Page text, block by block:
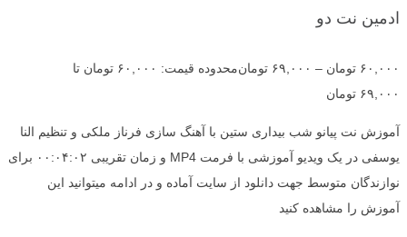
ادمین نت دو
۶۰,۰۰۰ تومان – ۶۹,۰۰۰ تومان
محدوده قیمت: ۶۰,۰۰۰ تومان تا
۶۹,۰۰۰ تومان
آموزش نت پیانو شب بیداری ستین با آهنگ سازی فرناز ملکی و تنظیم النا
یوسفی در یک ویدیو آموزشی با فرمت MP4 و زمان تقریبی ۰۰:۰۴:۰۲ برای
نوازندگان متوسط جهت دانلود از سایت آماده و در ادامه میتوانید این
آموزش را مشاهده کنید